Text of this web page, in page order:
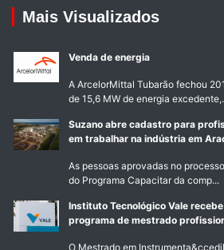
Mais Visualizados
Venda de energia
A ArcelorMittal Tubarão fechou
de 15,6 MW de energia
Suzano abre cadastro para
em trabalhar na indústria em
As pessoas aprovadas no
do Programa Capacitar da comp...
Instituto Tecnológico Vale
programa de mestrado
O Mestrado em